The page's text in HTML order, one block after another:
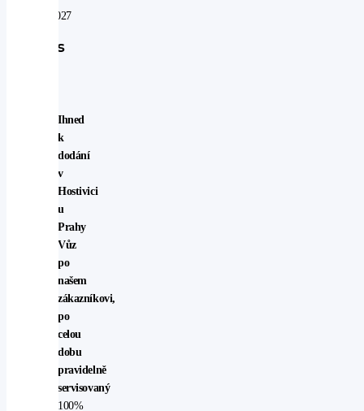
08.08.2027
Popis
Ihned
k
dodání
v
Hostivici
u
Prahy
Vůz
po
našem
zákazníkovi,
po
celou
dobu
pravidelně
servisovaný
100%